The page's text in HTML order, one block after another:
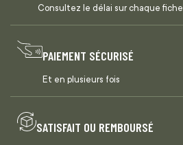
Consultez le délai sur chaque fiche
PAIEMENT SÉCURISÉ
Et en plusieurs fois
SATISFAIT OU REMBOURSÉ